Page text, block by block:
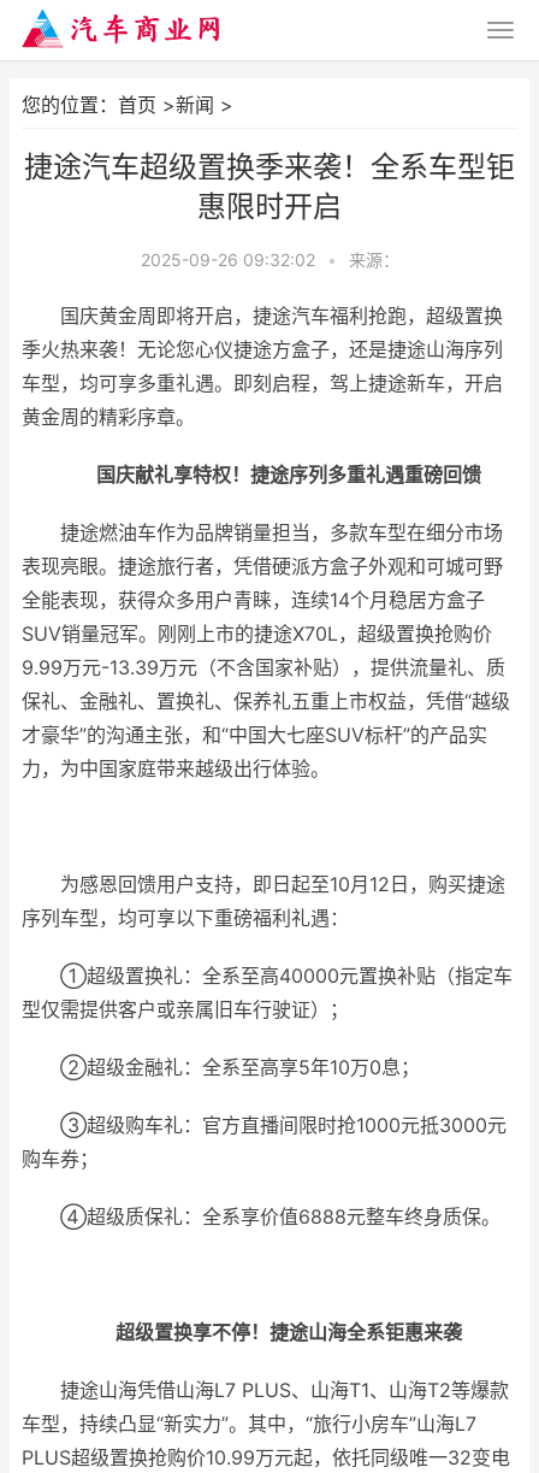
您的位置： 首页 >新闻 >
捷途汽车超级置换季来袭！全系车型钜
惠限时开启
2025-09-26 09:32:02 • 来源：
国庆黄金周即将开启，捷途汽车福利抢跑，超级置换
季火热来袭！无论您心仪捷途方盒子，还是捷途山海序列
车型，均可享多重礼遇。即刻启程，驾上捷途新车，开启
黄金周的精彩序章。
国庆献礼享特权！捷途序列多重礼遇重磅回馈
捷途燃油车作为品牌销量担当，多款车型在细分市场
表现亮眼。捷途旅行者，凭借硬派方盒子外观和可城可野
全能表现，获得众多用户青睐，连续14个月稳居方盒子
SUV销量冠军。刚刚上市的捷途X70L，超级置换抢购价
9.99万元-13.39万元（不含国家补贴），提供流量礼、质
保礼、金融礼、置换礼、保养礼五重上市权益，凭借“越级
才豪华”的沟通主张，和“中国大七座SUV标杆”的产品实
力，为中国家庭带来越级出行体验。
为感恩回馈用户支持，即日起至10月12日，购买捷途
序列车型，均可享以下重磅福利礼遇：
①超级置换礼：全系至高40000元置换补贴（指定车
型仅需提供客户或亲属旧车行驶证）；
②超级金融礼：全系至高享5年10万0息；
③超级购车礼：官方直播间限时抢1000元抵3000元
购车券；
④超级质保礼：全系享价值6888元整车终身质保。
超级置换享不停！捷途山海全系钜惠来袭
捷途山海凭借山海L7 PLUS、山海T1、山海T2等爆款
车型，持续凸显“新实力”。其中，“旅行小房车”山海L7
PLUS超级置换抢购价10.99万元起，依托同级唯一32变电